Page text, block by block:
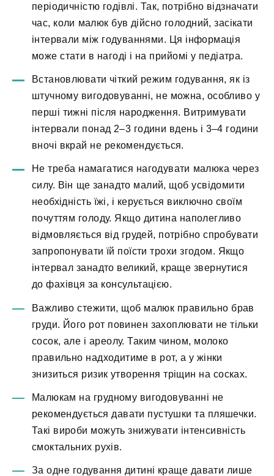
періодичністю годівлі. Так, потрібно відзначати
час, коли малюк був дійсно голодний, засікати
інтервали між годуваннями. Ця інформація
може стати в нагоді і на прийомі у педіатра.
Встановлювати чіткий режим годування, як із
штучному вигодовуванні, не можна, особливо у
перші тижні після народження. Витримувати
інтервали понад 2–3 години вдень і 3–4 години
вночі вкрай не рекомендується.
Не треба намагатися нагодувати малюка через
силу. Він ще занадто малий, щоб усвідомити
необхідність їжі, і керується виключно своїм
почуттям голоду. Якщо дитина наполегливо
відмовляється від грудей, потрібно спробувати
запропонувати їй поїсти трохи згодом. Якщо
інтервал занадто великий, краще звернутися
до фахівця за консультацією.
Важливо стежити, щоб малюк правильно брав
груди. Його рот повинен захоплювати не тільки
сосок, але і ареолу. Таким чином, молоко
правильно надходитиме в рот, а у жінки
знизиться ризик утворення тріщин на сосках.
Малюкам на грудному вигодовуванні не
рекомендується давати пустушки та пляшечки.
Такі вироби можуть знижувати інтенсивність
смоктальних рухів.
За одне годування дитині краще давати лише